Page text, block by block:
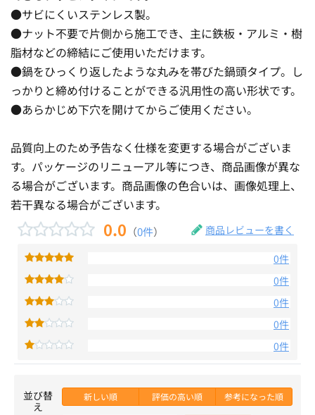
●サビにくいステンレス製。
●ナット不要で片側から施工でき、主に鉄板・アルミ・樹
脂材などの締結にご使用いただけます。
●鍋をひっくり返したような丸みを帯びた鍋頭タイプ。し
っかりと締め付けることができる汎用性の高い形状です。
●あらかじめ下穴を開けてからご使用ください。
品質向上のため予告なく仕様を変更する場合がございま
す。パッケージのリニューアル等につき、商品画像が異な
る場合がございます。商品画像の色合いは、画像処理上、
若干異なる場合がございます。
0.0 （0件） 商品レビューを書く
0件
0件
0件
0件
0件
並び替
え
新しい順 評価の高い順 参考になった順